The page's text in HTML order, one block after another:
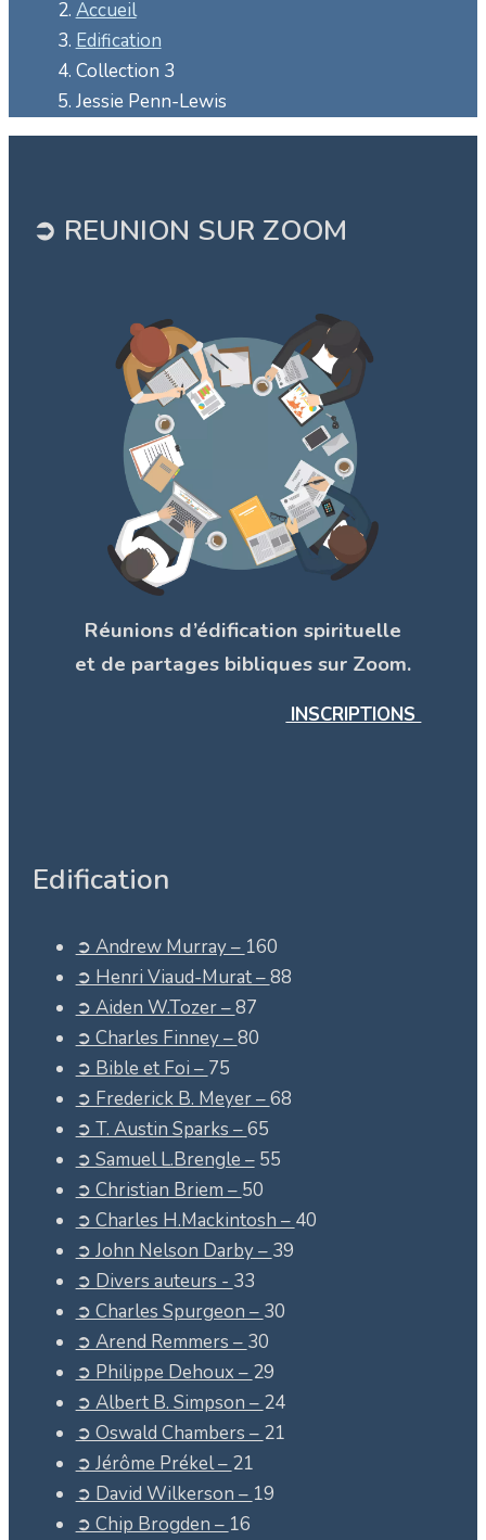
Accueil
Edification
Collection 3
Jessie Penn-Lewis
➲ REUNION SUR ZOOM
Réunions d’édification spirituelle
et de partages bibliques sur Zoom.
INSCRIPTIONS
Edification
➲ Andrew Murray – 160
➲ Henri Viaud-Murat –88
➲ Aiden W.Tozer –87
➲ Charles Finney –80
➲ Bible et Foi – 75
➲ Frederick B. Meyer –68
➲ T. Austin Sparks –65
➲ Samuel L.Brengle – 55
➲ Christian Briem – 50
➲ Charles H.Mackintosh – 40
➲ John Nelson Darby – 39
➲ Divers auteurs - 33
➲ Charles Spurgeon – 30
➲ Arend Remmers – 30
➲ Philippe Dehoux – 29
➲ Albert B. Simpson – 24
➲ Oswald Chambers – 21
➲ Jérôme Prékel – 21
➲ David Wilkerson – 19
➲ Chip Brogden – 16